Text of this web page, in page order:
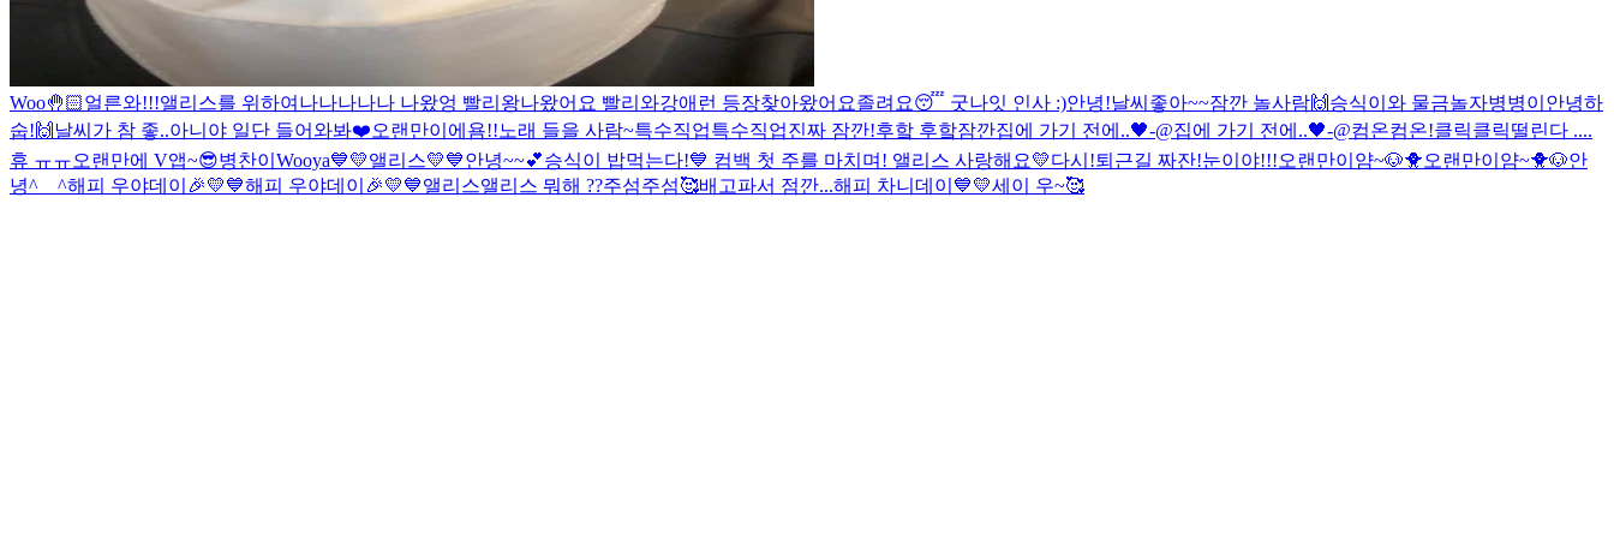
Woo🤚🏻얼른와!!!앨리스를 위하여 나나나나나 나왔엉 빨리왕나왔어요 빨리와강애런 등장찾아왔어요졸려요😴 굿나잇 인사 :)안녕!날씨좋아~~잠깐 놀사람🙌 승식이와 물금놀자병병이 안녕하
숩!🙌 날씨가 참 좋..아니야 일단 들어와봐❤️오랜만이에욤!!노래 들을 사람~특수직업특수직업진짜 잠깐!후핰 후핰잠깐집에 가기 전에..🖤-@집에 가기 전에..🖤-@컴온컴온!클릭클릭떨린다 ....
휴 ㅠㅠ오랜만에 V앱~😎병찬이 Wooya💙💛앨리스💛💙안녕~~💕승식이 밥먹는다!💙 컴백 첫 주를 마치며! 앨리스 사랑해요💛다시!퇴근길 짜잔!눈이야!!!오랜만이얌~🐶🐥오랜만이얌~🐥🐶안
녕^__^해피 우야데이🎉💛💙해피 우야데이🎉💛💙앨리스앨리스 뭐해 ??주섬주섬🥰배고파서 점깐...해피 차니데이💙💛세이 우~🥰